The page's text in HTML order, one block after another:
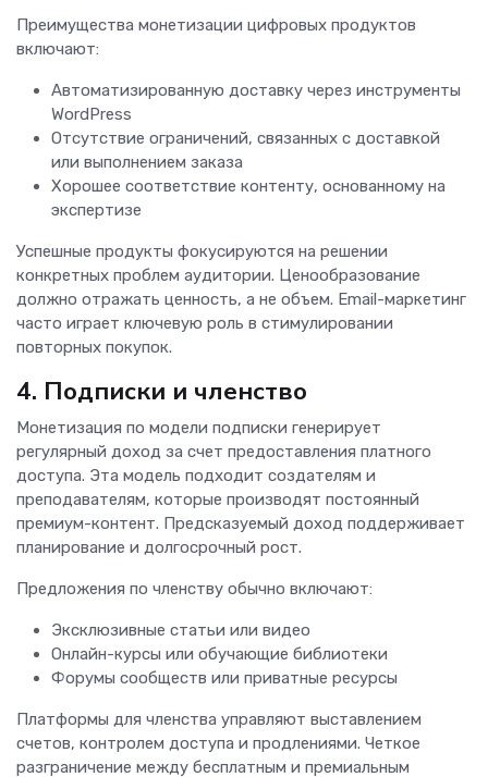
Преимущества монетизации цифровых продуктов
включают:
Автоматизированную доставку через инструменты
WordPress
Отсутствие ограничений, связанных с доставкой
или выполнением заказа
Хорошее соответствие контенту, основанному на
экспертизе
Успешные продукты фокусируются на решении
конкретных проблем аудитории. Ценообразование
должно отражать ценность, а не объем. Email-маркетинг
часто играет ключевую роль в стимулировании
повторных покупок.
4. Подписки и членство
Монетизация по модели подписки генерирует
регулярный доход за счет предоставления платного
доступа. Эта модель подходит создателям и
преподавателям, которые производят постоянный
премиум-контент. Предсказуемый доход поддерживает
планирование и долгосрочный рост.
Предложения по членству обычно включают:
Эксклюзивные статьи или видео
Онлайн-курсы или обучающие библиотеки
Форумы сообществ или приватные ресурсы
Платформы для членства управляют выставлением
счетов, контролем доступа и продлениями. Четкое
разграничение между бесплатным и премиальным